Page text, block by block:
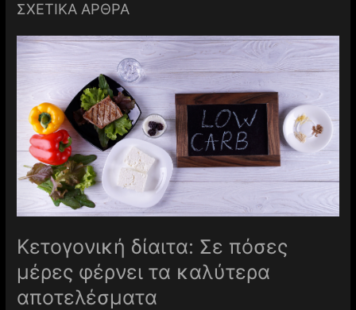
ΣΧΕΤΙΚΑ ΑΡΘΡΑ
Κετογονική δίαιτα: Σε πόσες
μέρες φέρνει τα καλύτερα
αποτελέσματα